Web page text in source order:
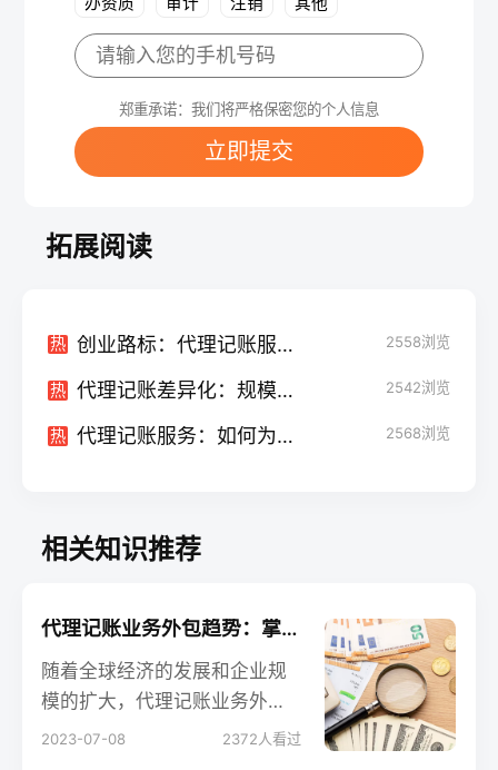
郑重承诺：我们将严格保密您的个人信息
立即提交
拓展阅读
热 创业路标：代理记账服务费用对比与解析 2558浏览
热 代理记账差异化：规模化服务与个性化选择 2542浏览
热 代理记账服务：如何为你的企业节省时间和金钱？ 2568浏览
相关知识推荐
代理记账业务外包趋势：掌握新的商业机会
随着全球经济的发展和企业规
模的扩大，代理记账业务外包
正成为一种趋势。这一趋势为
2023-07-08 2372人看过